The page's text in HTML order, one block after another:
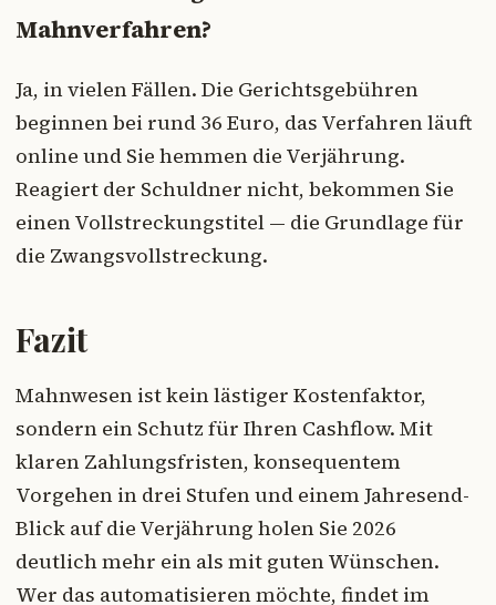
Mahnverfahren?
Ja, in vielen Fällen. Die Gerichtsgebühren
beginnen bei rund 36 Euro, das Verfahren läuft
online und Sie hemmen die Verjährung.
Reagiert der Schuldner nicht, bekommen Sie
einen Vollstreckungstitel — die Grundlage für
die Zwangsvollstreckung.
Fazit
Mahnwesen ist kein lästiger Kostenfaktor,
sondern ein Schutz für Ihren Cashflow. Mit
klaren Zahlungsfristen, konsequentem
Vorgehen in drei Stufen und einem Jahresend-
Blick auf die Verjährung holen Sie 2026
deutlich mehr ein als mit guten Wünschen.
Wer das automatisieren möchte, findet im